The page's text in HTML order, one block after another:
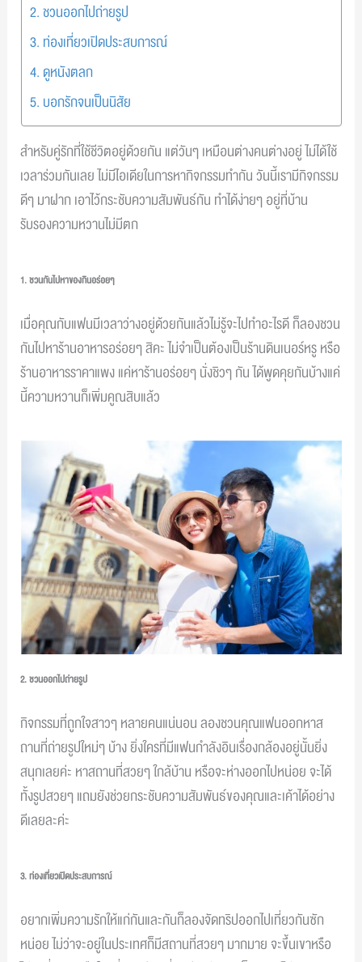
2. ชวนออกไปถ่ายรูป
3. ท่องเที่ยวเปิดประสบการณ์
4. ดูหนังตลก
5. บอกรักจนเป็นนิสัย
สำหรับคู่รักที่ใช้ชีวิตอยู่ด้วยกัน แต่วันๆ เหมือนต่างคนต่างอยู่ ไม่ได้ใช้
เวลาร่วมกันเลย ไม่มีไอเดียในการหากิจกรรมทำกัน วันนี้เรามีกิจกรรม
ดีๆ มาฝาก เอาไว้กระชับความสัมพันธ์กัน ทำได้ง่ายๆ อยู่ที่บ้าน
รับรองความหวานไม่มีตก
1. ชวนกันไปหาของกินอร่อยๆ
เมื่อคุณกับแฟนมีเวลาว่างอยู่ด้วยกันแล้วไม่รู้จะไปทำอะไรดี ก็ลองชวน
กันไปหาร้านอาหารอร่อยๆ สิคะ ไม่จำเป็นต้องเป็นร้านดินเนอร์หรู หรือ
ร้านอาหารราคาแพง แค่หาร้านอร่อยๆ นั่งชิวๆ กัน ได้พูดคุยกันบ้างแค่
นี้ความหวานก็เพิ่มคูณสิบแล้ว
2. ชวนออกไปถ่ายรูป
กิจกรรมที่ถูกใจสาวๆ หลายคนแน่นอน ลองชวนคุณแฟนออกหาส
ถานที่ถ่ายรูปใหม่ๆ บ้าง ยิ่งใครที่มีแฟนกำลังอินเรื่องกล้องอยู่นั้นยิ่ง
สนุกเลยค่ะ หาสถานที่สวยๆ ใกล้บ้าน หรือจะห่างออกไปหน่อย จะได้
ทั้งรูปสวยๆ แถมยังช่วยกระชับความสัมพันธ์ของคุณและเค้าได้อย่าง
ดีเลยละค่ะ
3. ท่องเที่ยวเปิดประสบการณ์
อยากเพิ่มความรักให้แก่กันและกันก็ลองจัดทริปออกไปเที่ยวกันซัก
หน่อย ไม่ว่าจะอยู่ในประเทศก็มีสถานที่สวยๆ มากมาย จะขึ้นเขาหรือ